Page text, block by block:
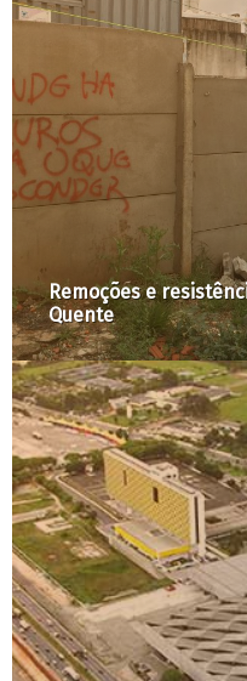
no Comando e no Buraco